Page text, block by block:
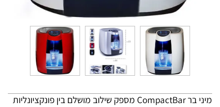
מיני בר CompactBar מספק שילוב מושלם בין פונקציונליות